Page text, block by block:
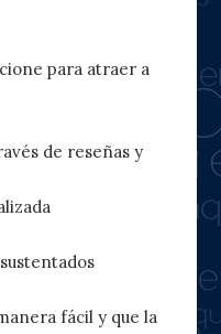
para atraer a
de reseñas y
fácil y que la